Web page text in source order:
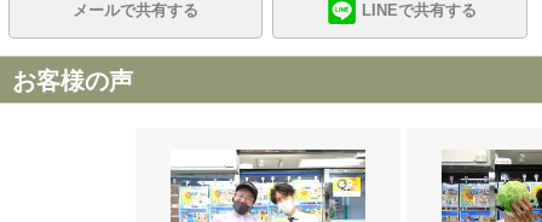
メールで共有する LINEで共有する
お客様の声